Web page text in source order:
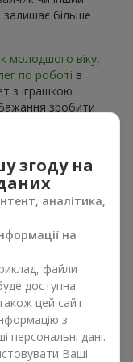
більше
молодшого віку,
по роботі в
з іграшкою
зробити
щоб зробити
влучне рішення.
можливість
плюшевий
з іграшкою
баланс між
подарунок на
згоду на
аналітика,
на
файли
доступна
цей сайт
з
дані.
Ваші